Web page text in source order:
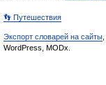
👣 Путешествия
Экспорт словарей на сайты
WordPress, MODx.